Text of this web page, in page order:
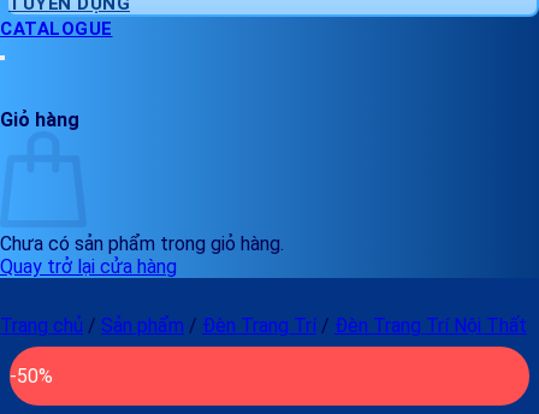
CATALOGUE
Giỏ hàng
Chưa có sản phẩm trong giỏ hàng.
Quay trở lại cửa hàng
Trang chủ / Sản phẩm / Đèn Trang Trí / Đèn Trang Trí Nội Thất
-50%